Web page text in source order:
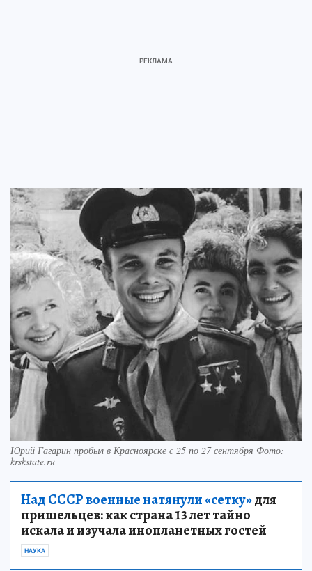
Юрий Гагарин пробыл в Красноярске с 25 по 27 сентября Фото:
krskstate.ru
Над СССР военные натянули «сетку»для
пришельцев: как страна 13 лет тайно
искала и изучала инопланетных гостей
НАУКА